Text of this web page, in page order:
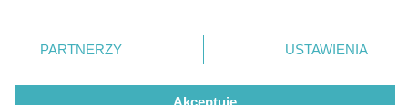
Gliwice
prywatności znajdujący się w lewym dolnym rogu strony
. Niektóre rodzaje przetwarzania danych nie wymagają
zgody użytkownika, ale masz prawo sprzeciwić się
takiemu przetwarzaniu. Preferencje będą miały
PARTNERZY USTAWIENIA
Akceptuję